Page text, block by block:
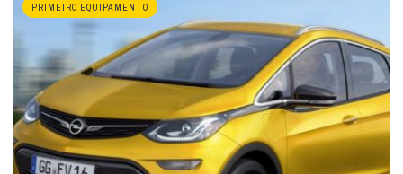
PRIMEIRO EQUIPAMENTO